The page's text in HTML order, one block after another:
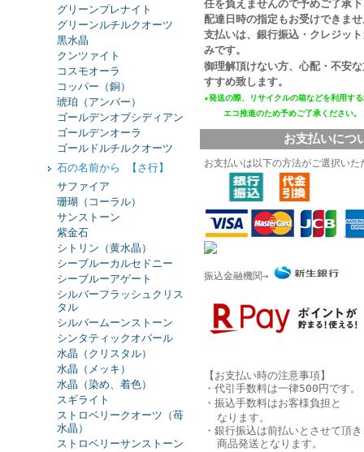
グリーンプレナイト
グリーンルチルクオーツ
黒水晶
クンツァイト
コスモオーラ
コッパー（銅）
琥珀（アンバー）
ゴールデンオブシディアン
ゴールデンオーラ
ゴールドルチルクオーツ
石の名前から 【さ行】
サファイア
珊瑚（コーラル）
サンストーン
紫金石
シトリン（黄水晶）
シーブルーカルセドニー
シーブルーアゲート
シルバーフラッシュクリス
タル
シルバームーンストーン
シンタティックオパール
水晶（クリスタル）
水晶（メッキ）
水晶（染め、着色）
スギライト
ストロベリークオーツ（苺
水晶）
ストロベリーサンストーン
任を負えませんので予めご了承
配達日時の指定もお受けできま
支払いは、銀行振込・クレジッ
みです。
御理解頂けない方、心配・不安
すすめ致します。
★発送の際、リサイクルの箱などを利用す
エコ推進のため予めご了承ください。
お支払いにつ
お支払いは以下の方法がご選択いた
振込金融機関→
【お支払い時の注意事項】
・代引手数料は一律500円です。
・振込手数料はお客様負担と
なります。
・銀行振込は前払いとさせて頂
商品発送となります。